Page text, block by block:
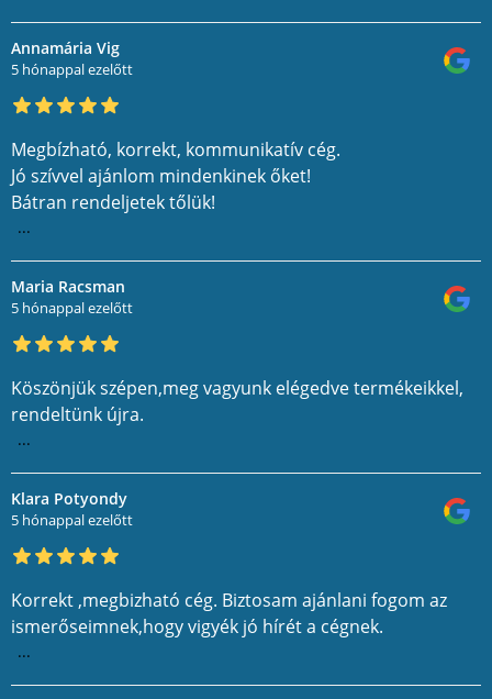
Annamária Vig
5 hónappal ezelőtt
Megbízható, korrekt, kommunikatív cég.
Jó szívvel ajánlom mindenkinek őket!
Bátran rendeljetek tőlük!
...
Maria Racsman
5 hónappal ezelőtt
Köszönjük szépen,meg vagyunk elégedve termékeikkel,
rendeltünk újra.
...
Klara Potyondy
5 hónappal ezelőtt
Korrekt ,megbizható cég. Biztosam ajánlani fogom az
ismerőseimnek,hogy vigyék jó hírét a cégnek.
...